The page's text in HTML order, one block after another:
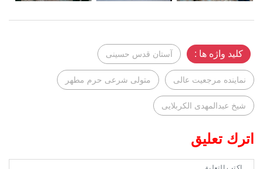
کلید واژه ها : آستان قدس حسینی
نماینده مرجعیت عالی متولی شرعی حرم مطهر
شیخ عبدالمهدی الکربلایی
اترك تعليق